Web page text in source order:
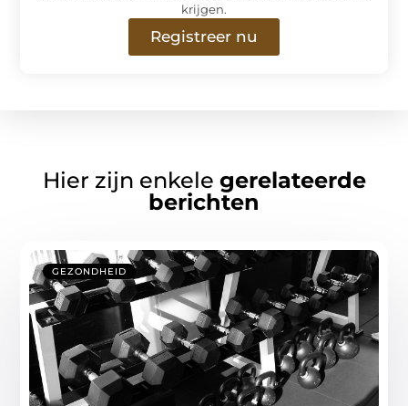
krijgen.
Registreer nu
Hier zijn enkele gerelateerde
berichten
GEZONDHEID